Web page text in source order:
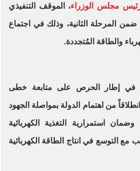
مجلس الوزراء، الموقف التنفيذي
المرحلة الثانية، وذلك في اجتماع
والطاقة المُتجددة.
في إطار الحرص على متابعة خطى
من اهتمام الدولة بمواصلة الجهود
استمرارية التغذية الكهربائية
مع التوسع في انتاج الطاقة الكهربائية